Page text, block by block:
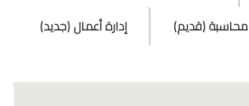
محاسبة (قديم)
إدارة أعمال (جديد)